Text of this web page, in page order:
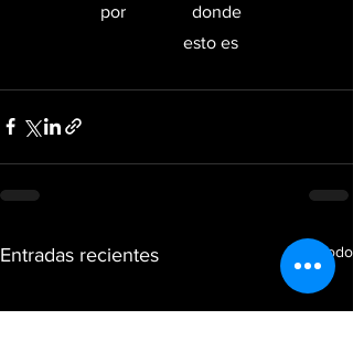
por
donde
esto es
Entradas recientes Ver todo